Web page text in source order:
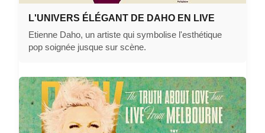
L'UNIVERS ÉLÉGANT DE DAHO EN LIVE
Etienne Daho, un artiste qui symbolise l'esthétique
pop soignée jusque sur scène.